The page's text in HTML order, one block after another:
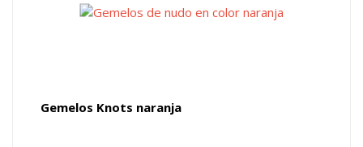
Gemelos Knots naranja